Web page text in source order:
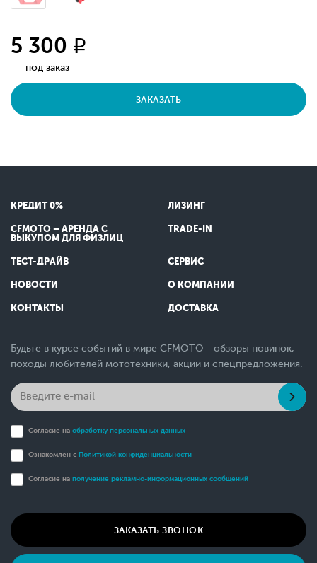
5 300 q
под заказ
ЗАКАЗАТЬ
КРЕДИТ 0% ЛИЗИНГ
CFMOTO – АРЕНДА С
ВЫКУПОМ ДЛЯ ФИЗЛИЦ
TRADE-IN
ТЕСТ-ДРАЙВ СЕРВИС
НОВОСТИ О КОМПАНИИ
КОНТАКТЫ ДОСТАВКА
Будьте в курсе событий в мире CFMOTO - обзоры новинок,
походы любителей мототехники, акции и спецпредложения.
Согласие на обработку персональных данных
Ознакомлен с Политикой конфиденциальности
Согласие на получение рекламно-информационных сообщений
ЗАКАЗАТЬ ЗВОНОК